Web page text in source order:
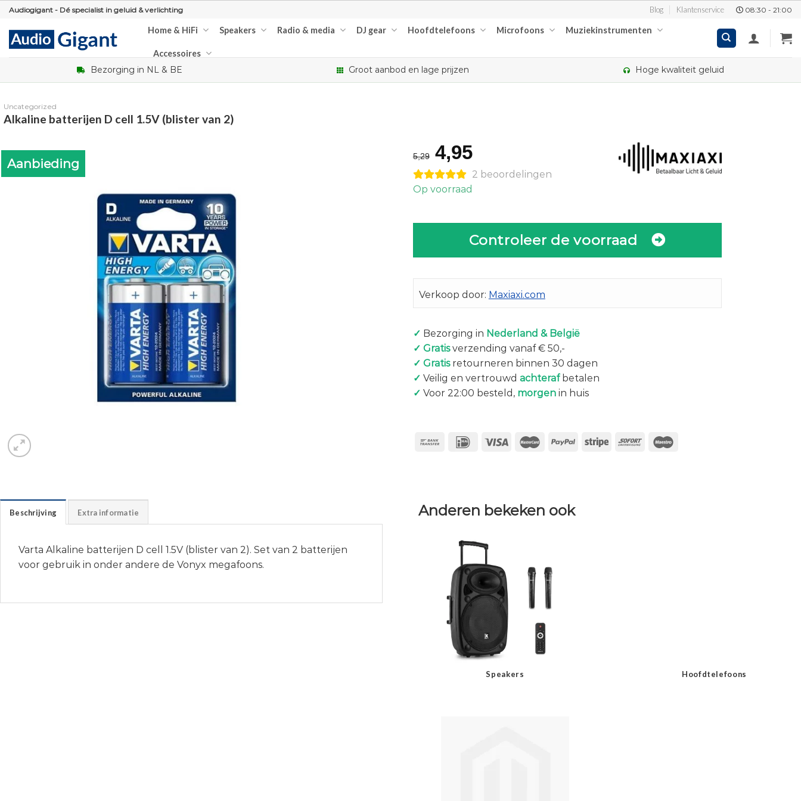
Skip
content
Audiogigant - Dé specialist in geluid & verlichting Blog Klantenservice 08:30 - 21:00
Home & HiFi Speakers Radio & media DJ gear Hoofdtelefoons Microfoons Muziekinstrumenten
Accessoires
Bezorging in NL & BE Groot aanbod en lage prijzen Hoge kwaliteit geluid
Uncategorized
Alkaline batterijen D cell 1.5V (blister van 2)
Aanbieding 5,29 Oorspronkelijke
prijs
was:
4,95Huidige
prijs
2 beoordelingen
Op voorraad
Controleer de voorraad
Verkoop door: Maxiaxi.com
✓ Bezorging in Nederland & België
✓ Gratisverzending vanaf € 50,-
✓ Gratisretourneren binnen 30 dagen
✓ Veilig en vertrouwd achterafbetalen
✓ Voor 22:00 besteld, morgenin huis
Beschrijving Extra informatie
Varta Alkaline batterijen D cell 1.5V (blister van 2). Set van 2 batterijen
voor gebruik in onder andere de Vonyx megafoons.
Anderen bekeken ook
Speakers Hoofdtelefoons